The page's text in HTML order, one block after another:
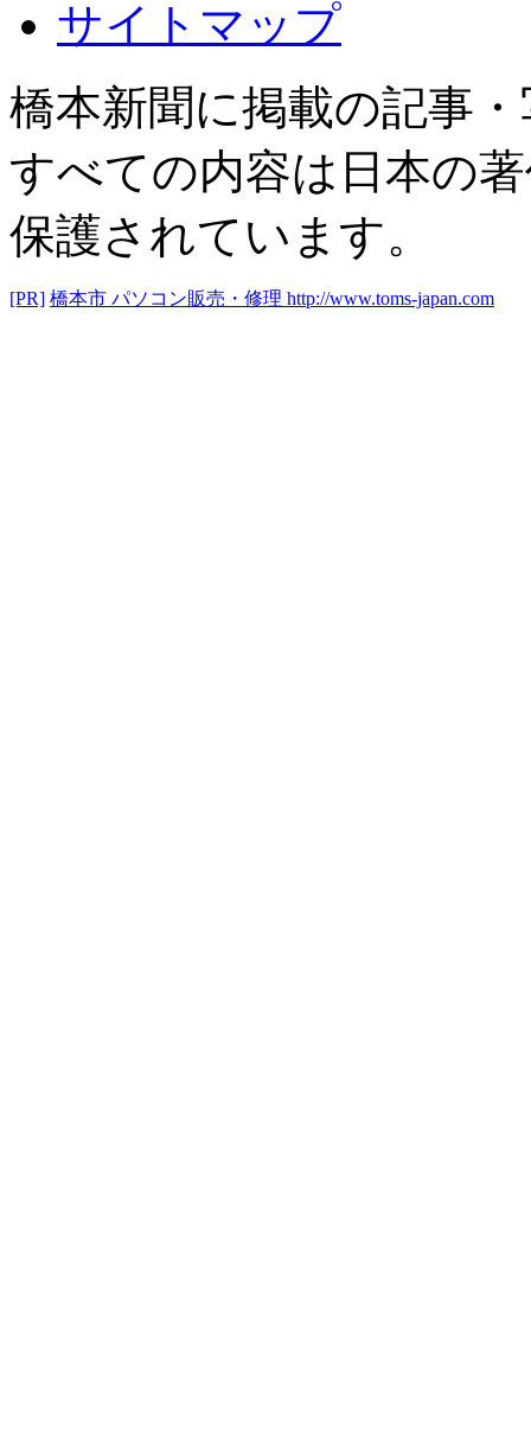
サイトマップ
橋本新聞に掲載の記事
すべての内容は日本の
保護されています。
[PR] 橋本市 パソコン販売・修理 http://www.toms-japan.com